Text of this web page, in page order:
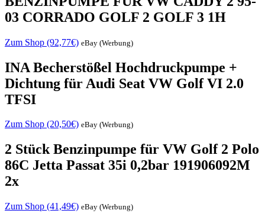
03 CORRADO GOLF 2 GOLF 3 1H
Zum Shop (92,77€) eBay (Werbung)
INA Becherstößel Hochdruckpumpe +
Dichtung für Audi Seat VW Golf VI 2.0
TFSI
Zum Shop (20,50€) eBay (Werbung)
2 Stück Benzinpumpe für VW Golf 2 Polo
86C Jetta Passat 35i 0,2bar 191906092M
2x
Zum Shop (41,49€) eBay (Werbung)